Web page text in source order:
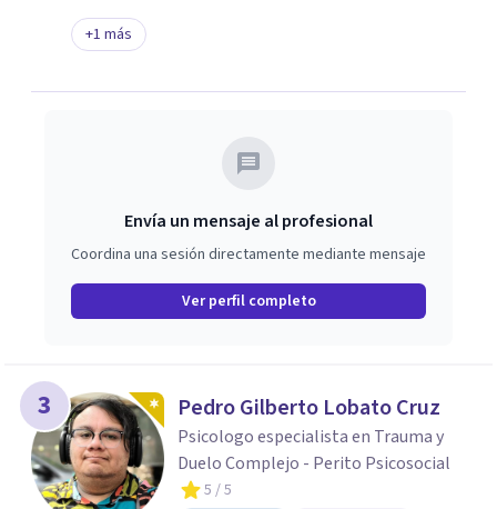
+1 más
Envía un mensaje al profesional
Coordina una sesión directamente mediante mensaje
Ver perfil completo
3 Pedro Gilberto Lobato Cruz
Psicologo especialista en Trauma y
Duelo Complejo - Perito Psicosocial
5 / 5